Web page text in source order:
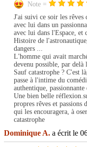
Note =
J'ai suivi ce soir les rêves
avec lui dans un
avec lui dans l'Espace, et
Histoire de
dangers ...
L'homme qui avait
devenu possible, par delà
Sauf catastrophe ? C'est
passe à l'intime du
authentique,
Une bien belle
propres rêves et passions
qui les encouragera, à
catastrophe
Dominique A. a écrit le